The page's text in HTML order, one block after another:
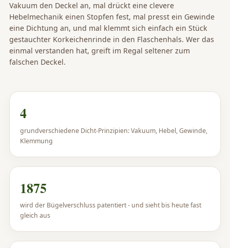
Vakuum den Deckel an, mal drückt eine clevere
Hebelmechanik einen Stopfen fest, mal presst ein Gewinde
eine Dichtung an, und mal klemmt sich einfach ein Stück
gestauchter Korkeichenrinde in den Flaschenhals. Wer das
einmal verstanden hat, greift im Regal seltener zum
falschen Deckel.
4
grundverschiedene Dicht-Prinzipien: Vakuum, Hebel, Gewinde,
Klemmung
1875
wird der Bügelverschluss patentiert - und sieht bis heute fast
gleich aus